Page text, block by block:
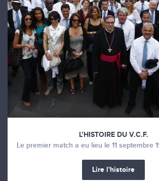
L’HISTOIRE DU V.C.F.
Le premier match a eu lieu le 11 septembre
Lire l'histoire